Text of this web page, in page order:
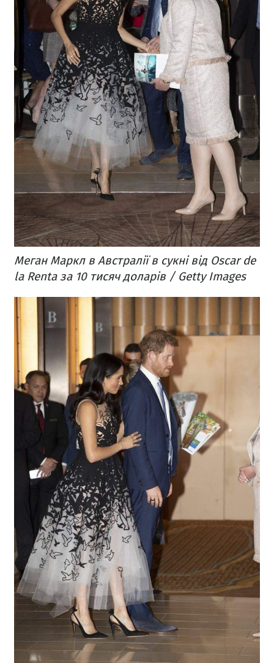
Меган Маркл в Австралії в сукні від Oscar de
la Renta за 10 тисяч доларів / Getty Images